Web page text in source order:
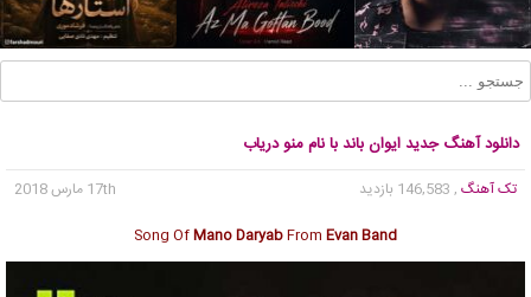
دانلود آهنگ جدید ایوان باند با نام منو دریاب
تک آهنگ , 146,583 بازدید
17th مارس 2018
Song OfMano DaryabFrom Evan Band